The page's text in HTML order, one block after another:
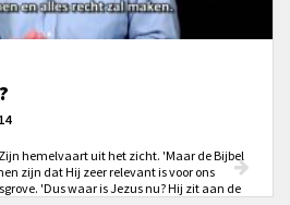
hemelvaart uit het zicht. 'Maar de Bijbel
zijn dat Hij zeer relevant is voor ons
'Dus waar is Jezus nu? Hij zit aan de